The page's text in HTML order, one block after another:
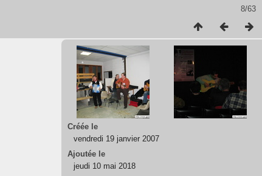
8/63
Créée le
vendredi 19 janvier 2007
Ajoutée le
jeudi 10 mai 2018